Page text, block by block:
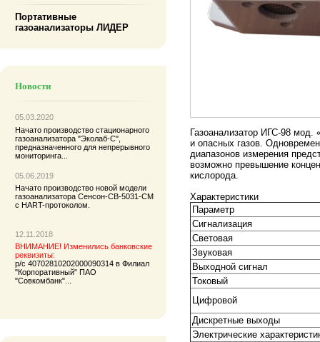
Портативные
газоанализаторы ЛИДЕР
Новости
05.03.2020
Начато производство стационарного
газоанализатора "Эколаб-С"
предназначенного для непрерывного
мониторинга...
05.06.2019
Начато производство новой модели
газоанализатора Сенсон-СВ-5031-СМ
с HART-протоколом.
12.11.2018
ВНИМАНИЕ! Изменились банковские
реквизиты:
р/с 40702810202000090314 в Филиал
"Корпоративный" ПАО
"Совкомбанк"...
Газоанализатор ИГС-98
и опасных газов.
диапазонов измерения
возможно превышение
кислорода.
Характеристики
Параметр
Сигнализация
Световая
Звуковая
Выходной сигнал
Токовый
Цифровой
Дискретные выходы
Электрические